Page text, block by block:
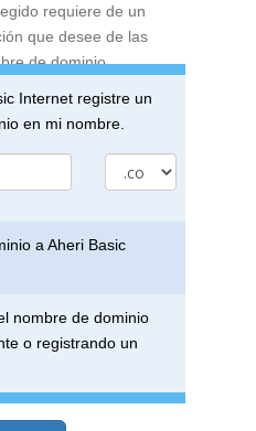
requiere de un
que desee de las
de dominio.
Internet registre un
en mi nombre.
a Aheri Basic
nombre de dominio
o registrando un